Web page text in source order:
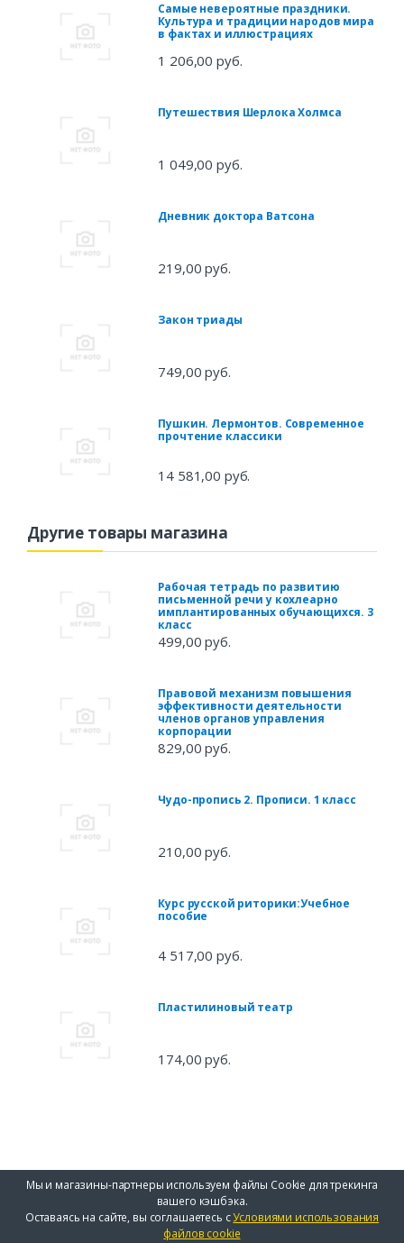
Самые невероятные праздники.
Культура и традиции народов мира
в фактах и иллюстрациях
1 206,00 руб.
Путешествия Шерлока Холмса
1 049,00 руб.
Дневник доктора Ватсона
219,00 руб.
Закон триады
749,00 руб.
Пушкин. Лермонтов. Современное
прочтение классики
14 581,00 руб.
Другие товары магазина
Рабочая тетрадь по развитию
письменной речи у кохлеарно
имплантированных обучающихся. 3
класс
499,00 руб.
Правовой механизм повышения
эффективности деятельности
членов органов управления
корпорации
829,00 руб.
Чудо-пропись 2. Прописи. 1 класс
210,00 руб.
Курс русской риторики:Учебное
пособие
4 517,00 руб.
Пластилиновый театр
174,00 руб.
Мы и магазины-партнеры используем файлы Cookie для трекинга
вашего кэшбэка.
Оставаясь на сайте, вы соглашаетесь сУсловиями использования
файлов cookie